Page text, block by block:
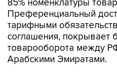
85% номенклатуры
Преференциальный
тарифными
соглашения, покрывает
товарооборота между
Арабскими Эмиратами.